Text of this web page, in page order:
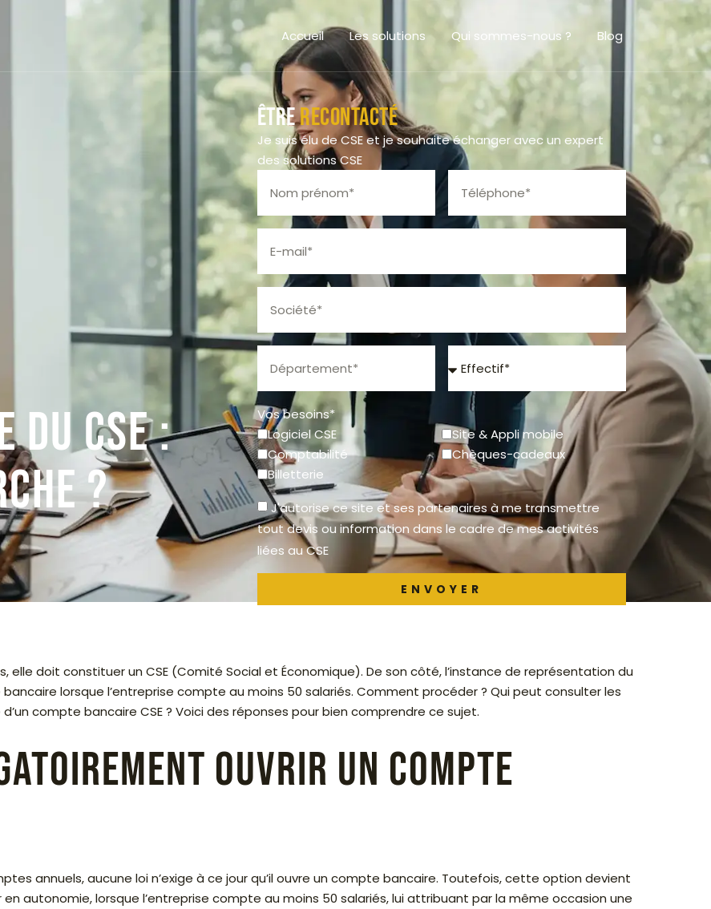
Accueil Les solutions Qui sommes-nous ? Blog
CSE :
?
Êtrerecontacté
Je suis élu de CSE et je souhaite échanger avec un expert
des solutions CSE
Effectif
Vos besoins*
Logiciel CSE
Site & Appli mobile
Comptabilité
Chèques-cadeaux
Billetterie
J'autorise ce site et ses partenaires à me transmettre
tout devis ou information dans le cadre de mes activités
liées au CSE
ENVOYER
elle doit constituer un CSE (Comité Social et Économique). De son côté, l’instance de représentation du
lorsque l’entreprise compte au moins 50 salariés. Comment procéder ? Qui peut consulter les
compte bancaire CSE ? Voici des réponses pour bien comprendre ce sujet.
ouvrir un compte
annuels, aucune loi n’exige à ce jour qu’il ouvre un compte bancaire. Toutefois, cette option devient
autonomie, lorsque l’entreprise compte au moins 50 salariés, lui attribuant par la même occasion une